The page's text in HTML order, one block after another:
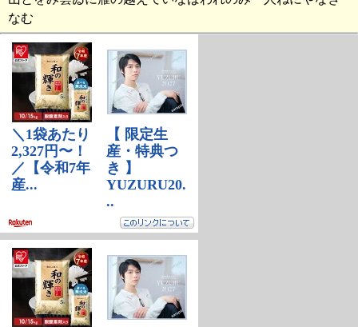
なむ